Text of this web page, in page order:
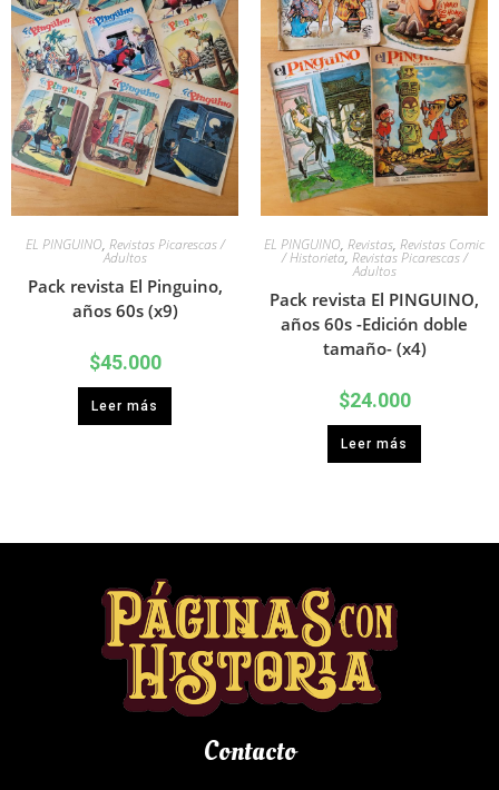
EL PINGUINO, Revistas Picarescas /
Adultos
Pack revista El Pinguino,
años 60s (x9)
$45.000
Leer más
EL PINGUINO, Revistas, Revistas Comic
/ Historieta, Revistas Picarescas /
Adultos
Pack revista El PINGUINO,
años 60s -Edición doble
tamaño- (x4)
$24.000
Leer más
Contacto